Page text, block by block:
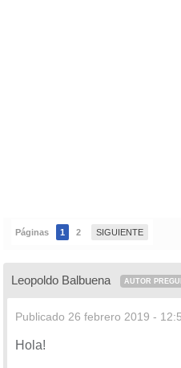
Páginas 1 2 SIGUIENTE
Leopoldo Balbuena AUTOR
Publicado 26 febrero 2019 -
Hola!